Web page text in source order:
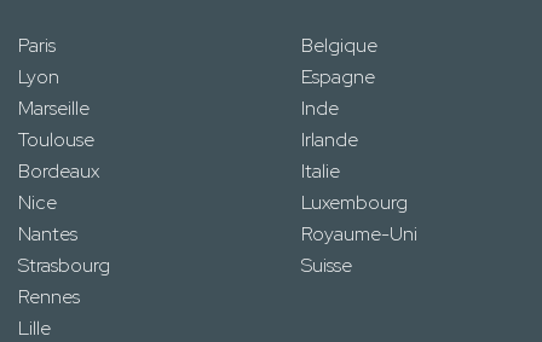
Paris
Lyon
Marseille
Toulouse
Bordeaux
Nice
Nantes
Strasbourg
Rennes
Lille
Belgique
Espagne
Inde
Irlande
Italie
Luxembourg
Royaume-Uni
Suisse